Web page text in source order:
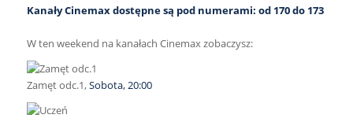
Kanały Cinemax dostępne są pod numerami: od 170 do 173
W ten weekend na kanałach Cinemax zobaczysz:
Zamęt odc.1,Sobota, 20:00